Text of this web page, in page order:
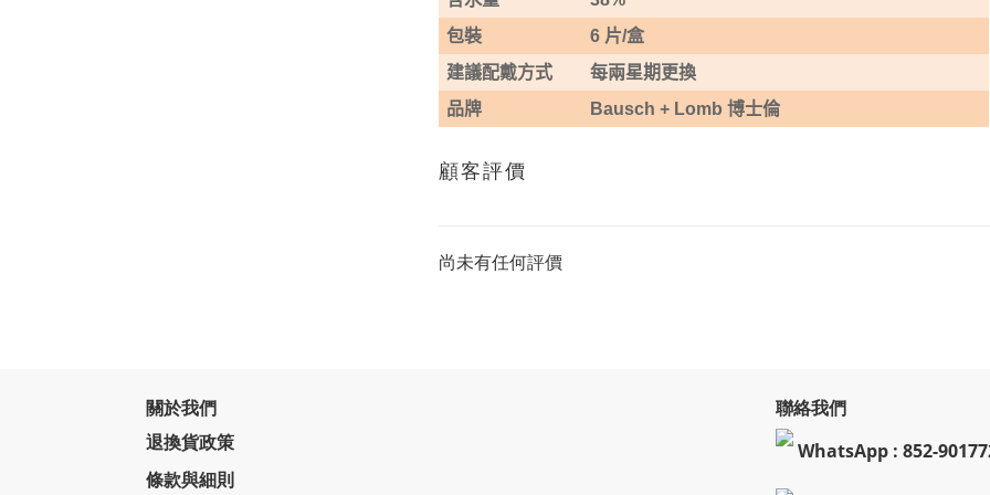
包裝
6 片/盒
建議配戴方式
每兩星期更換
品牌
Bausch + Lomb博士倫
顧客評價
尚未有任何評價
關於我們
退換貨政策
條款與細則
聯絡我們
WhatsApp : 852-